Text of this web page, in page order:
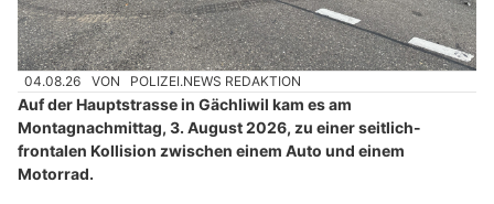
04.08.26 VON POLIZEI.NEWS REDAKTION
Auf der Hauptstrasse in Gächliwil kam es am
Montagnachmittag, 3. August 2026, zu einer seitlich-
frontalen Kollision zwischen einem Auto und einem
Motorrad.